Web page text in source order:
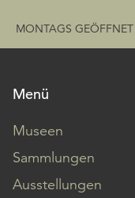
MONTAGS GEÖFFNET
Menü
Museen
Sammlungen
Ausstellungen